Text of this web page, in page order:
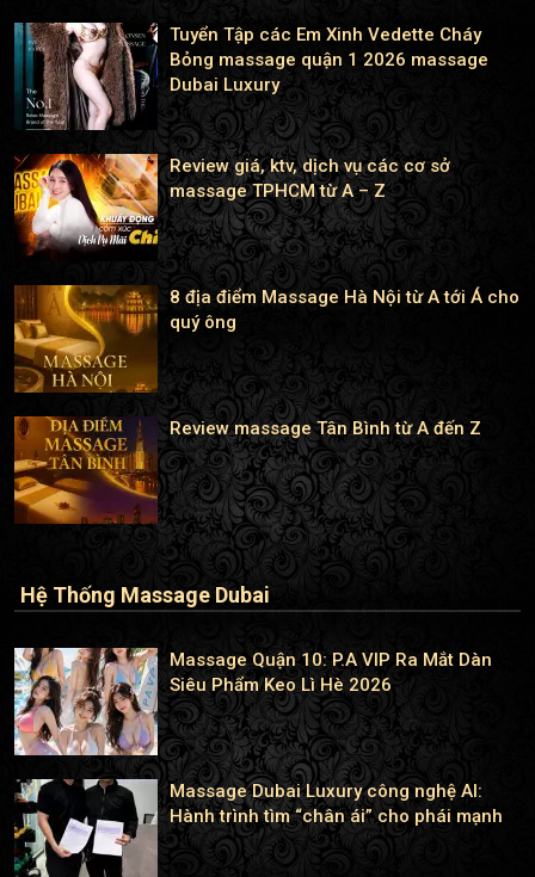
Tuyển Tập các Em Xinh Vedette Cháy
Bỏng massage quận 1 2026 massage
Dubai Luxury
Review giá, ktv, dịch vụ các cơ sở
massage TPHCM từ A – Z
8 địa điểm Massage Hà Nội từ A tới Á cho
quý ông
Review massage Tân Bình từ A đến Z
Hệ Thống Massage Dubai
Massage Quận 10: P.A VIP Ra Mắt Dàn
Siêu Phẩm Keo Lì Hè 2026
Massage Dubai Luxury công nghệ AI:
Hành trình tìm “chân ái” cho phái mạnh